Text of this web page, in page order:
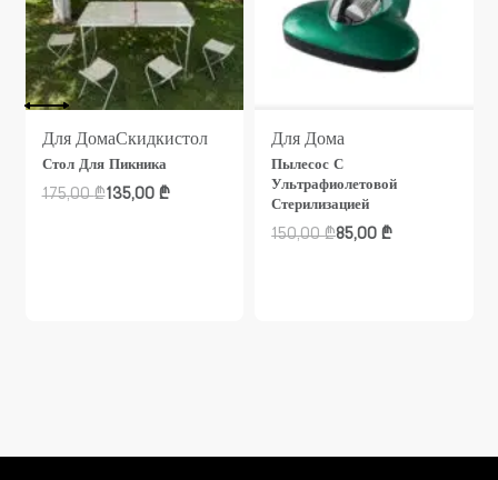
Для ДомаСкидкистол
Стол Для Пикника
175,00₾135,00 ₾
Для Дома
Пылесос С
Ультрафиолетовой
Стерилизацией
150,00₾85,00₾